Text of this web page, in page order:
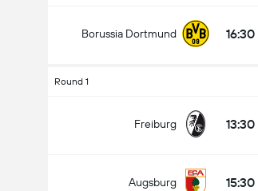
Borussia Dortmund 16:30
Round 1
Freiburg 13:30
Augsburg 15:30